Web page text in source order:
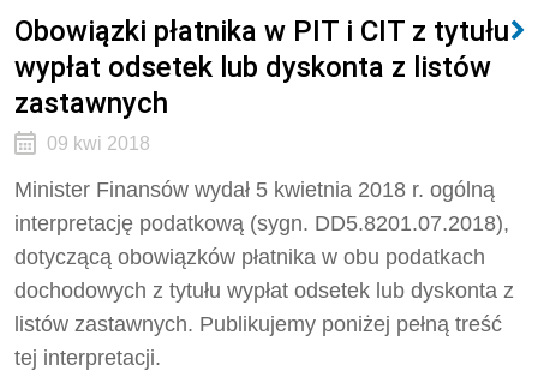
Obowiązki płatnika w PIT i CIT z tytułu
wypłat odsetek lub dyskonta z listów
zastawnych
09 kwi 2018
Minister Finansów wydał 5 kwietnia 2018 r. ogólną
interpretację podatkową (sygn. DD5.8201.07.2018),
dotyczącą obowiązków płatnika w obu podatkach
dochodowych z tytułu wypłat odsetek lub dyskonta z
listów zastawnych. Publikujemy poniżej pełną treść
tej interpretacji.